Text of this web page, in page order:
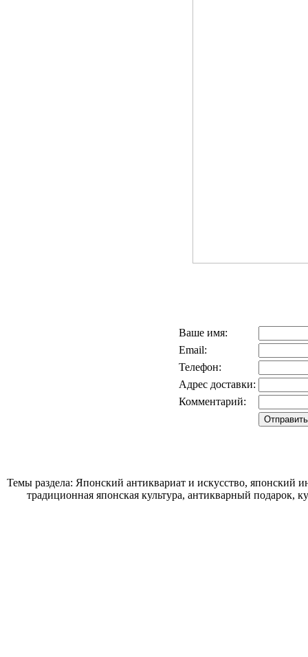
Ваше имя:
Email:
Телефон:
Адрес доставки:
Комментарий:
Темы раздела: Японский антиквариат и искусство, японский
традиционная японская культура, антикварный подарок,